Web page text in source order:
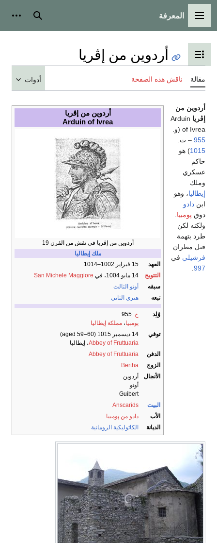
القائمة الرئيسية
المعرفة بحث
تبديل عرض جدول المحتويات
أردوين من إڤريا
مقالة ناقش هذه الصفحة أدوات
أردوين من إڤريا
Arduin of Ivrea
أردوين من إڤريا في نقش من القرن 19
ملك إيطاليا
العهد
15 فبراير 1002–1014
التتويج
14 مايو 1004، في
San Michele Maggiore
سبقه
أوتو الثالث
تبعه
هنري الثاني
وُلِد ح.
پومبيا، مملكة إيطاليا
توفي
14 ديسمبر 1015 (aged 59–60)
Abbey of Fruttuaria، إيطاليا
الدفن
Abbey of Fruttuaria
الزوج
Bertha
الأنجال
أردوين
أوتو
Guibert
البيت
Anscarids
الأب
دادو من پومبيا
الديانة
الكاثوليكية الرومانية
أردوين من
إڤريا Arduin
of Ivrea (و.
955 – ت.
1015) هو
حاكم
عسكري
وملك
إيطاليا، وهو
ابن دادو
دوق پومبيا
ولكنه لكن
طرد بتهمة
قتل مطران
فرشيلي في
997